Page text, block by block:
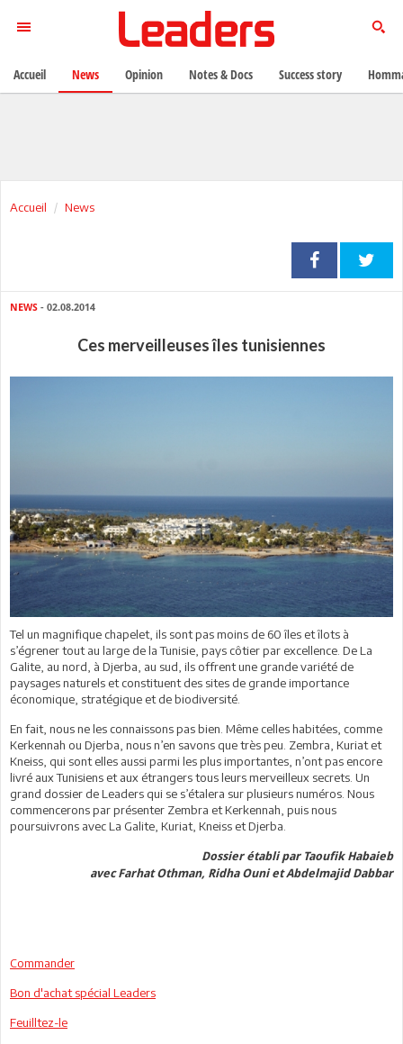
Accueil News
NEWS - 02.08.2014
Ces merveilleuses îles tunisiennes
Tel un magnifique chapelet, ils sont pas moins de 60 îles et îlots à
s’égrener tout au large de la Tunisie, pays côtier par excellence. De La
Galite, au nord, à Djerba, au sud, ils offrent une grande variété de
paysages naturels et constituent des sites de grande importance
économique, stratégique et de biodiversité.
En fait, nous ne les connaissons pas bien. Même celles habitées, comme
Kerkennah ou Djerba, nous n’en savons que très peu. Zembra, Kuriat et
Kneiss, qui sont elles aussi parmi les plus importantes, n’ont pas encore
livré aux Tunisiens et aux étrangers tous leurs merveilleux secrets. Un
grand dossier de Leaders qui se s’étalera sur plusieurs numéros. Nous
commencerons par présenter Zembra et Kerkennah, puis nous
poursuivrons avec La Galite, Kuriat, Kneiss et Djerba.
Dossier établi par Taoufik Habaieb
avec Farhat Othman, Ridha Ouni et Abdelmajid Dabbar
Commander
Bon d'achat spécial Leaders
Feuilltez-le
Accueil News Opinion Notes & Docs Success story